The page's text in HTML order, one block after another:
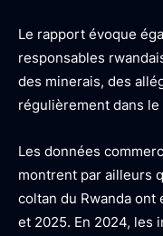
Le rapport évoque
responsables
des minerais, des
régulièrement dans le
Les données
montrent par ailleurs
coltan du Rwanda ont
et 2025. En 2024, les